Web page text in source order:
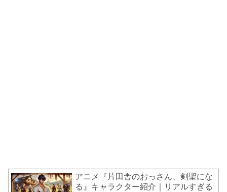
アニメ『片田舎のおっさん、剣聖にな
る』キャラクター紹介｜リアルすぎる